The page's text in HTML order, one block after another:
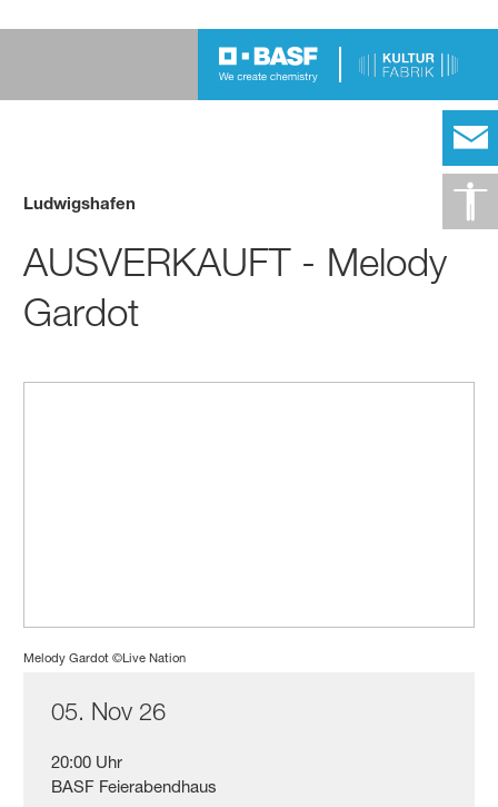
Ludwigshafen
AUSVERKAUFT - Melody
Gardot
Melody Gardot ©Live Nation
05. Nov 26
20:00 Uhr
BASF Feierabendhaus